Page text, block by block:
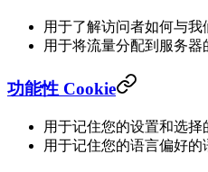
用于了解访问者如何与我
用于将流量分配到服务器
功能性 Cookie
用于记住您的设置和选择
用于记住您的语言偏好的